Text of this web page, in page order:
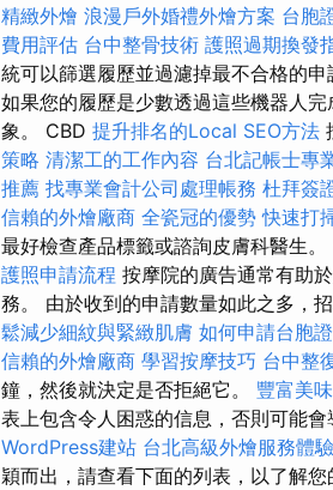
精緻外燴 浪漫戶外婚禮外燴方案 台胞
費用評估 台中整骨技術 護照過期換發
統可以篩選履歷並過濾掉最不合格的申
如果您的履歷是少數透過這些機器人
象。 CBD 提升排名的Local SEO方法
策略 清潔工的工作內容 台北記帳士專
推薦 找專業會計公司處理帳務 杜拜簽
信賴的外燴廠商 全瓷冠的優勢 快速打
最好檢查產品標籤或諮詢皮膚科醫生。
護照申請流程 按摩院的廣告通常有助
務。 由於收到的申請數量如此之多，
鬆減少細紋與緊緻肌膚 如何申請台胞證
信賴的外燴廠商 學習按摩技巧 台中整
鐘，然後就決定是否拒絕它。 豐富美
表上包含令人困惑的信息，否則可能會
WordPress建站 台北高級外燴服務體驗
穎而出，請查看下面的列表，以了解